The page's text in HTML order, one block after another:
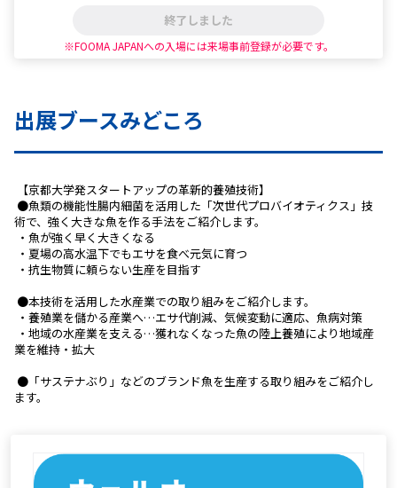
終了しました
※FOOMA JAPANへの入場には来場事前登録が必要です。
出展ブースみどころ
【京都大学発スタートアップの革新的養殖技術】
術で、強く大きな魚を作る手法をご紹介します。
・魚が強く早く大きくなる
・夏場の高水温下でもエサを食べ元気に育つ
・抗生物質に頼らない生産を目指す
●本技術を活用した水産業での取り組みをご紹介します。
・養殖業を儲かる産業へ…エサ代削減、気候変動に適応、魚病対策
業を維持・拡大
ます。